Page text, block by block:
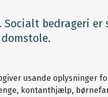
bedrageri
usande oplysninger
kontanthjælp,